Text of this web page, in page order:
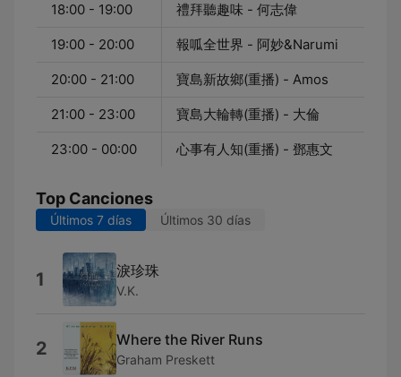
18:00 - 19:00 禮拜聽趣味 - 何志偉
19:00 - 20:00 報呱全世界 - 阿妙&Narumi
20:00 - 21:00 寶島新故鄉(重播) - Amos
21:00 - 23:00 寶島大輪轉(重播) - 大倫
23:00 - 00:00 心事有人知(重播) - 鄧惠文
Top Canciones
Últimos 7 días Últimos 30 días
1 淚珍珠
V.K.
2 Where the River Runs
Graham Preskett